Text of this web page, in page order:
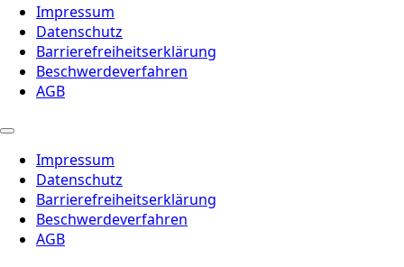
Impressum
Datenschutz
Barrierefreiheitserklärung
Beschwerdeverfahren
AGB
Impressum
Datenschutz
Barrierefreiheitserklärung
Beschwerdeverfahren
AGB